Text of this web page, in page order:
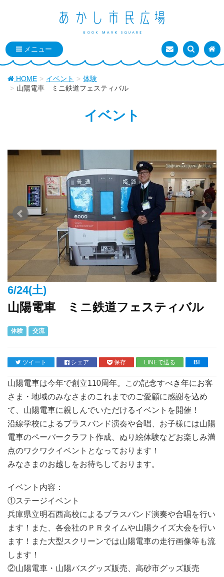
お問い合わせ
検索を表
ト
HOME イベント
体験
山陽電車 ミニ鉄道フェスティバル
イベント
6/24(土)
山陽電車 ミニ鉄道フェスティバル
体験 交流
ツイート シェア 保存 LINEで送る B!
山陽電車は今年で創立110周年。この記念すべき年にお客
さま・地域のみなさまのこれまでのご愛顧に感謝を込め
て、山陽電車に親しんでいただけるイベントを開催！
沿線学校によるブラスバンド演奏や合唱、お子様には山陽
電車のペーパークラフト作成、ぬり絵体験などお楽しみ満
点のワクワクイベントとなっております！
みなさまのお越しをお待ちしております。
イベント内容：
①ステージイベント
兵庫県立明石西高校によるブラスバンド演奏や合唱を行い
ます！また、各会社のＰＲタイムや山陽クイズ大会を行い
ます！また大型スクリーンでは山陽電車の走行画像等も流
します！
②山陽電車・山陽バスグッズ販売、高砂市グッズ販売